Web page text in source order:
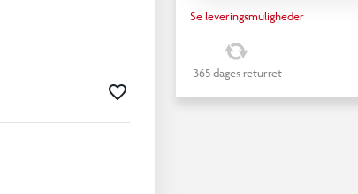
Se leveringsmuligheder
365 dages returret